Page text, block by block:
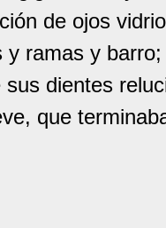
de ojos
y ramas y
sus dientes
que